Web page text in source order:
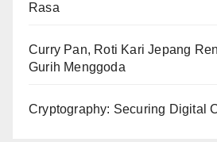
Rasa
Curry Pan, Roti Kari Jepang
Gurih Menggoda
Cryptography: Securing Digital